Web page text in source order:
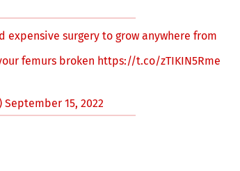
expensive surgery to grow anywhere from
femurs broken https://t.co/zTIKIN5Rme
September 15, 2022